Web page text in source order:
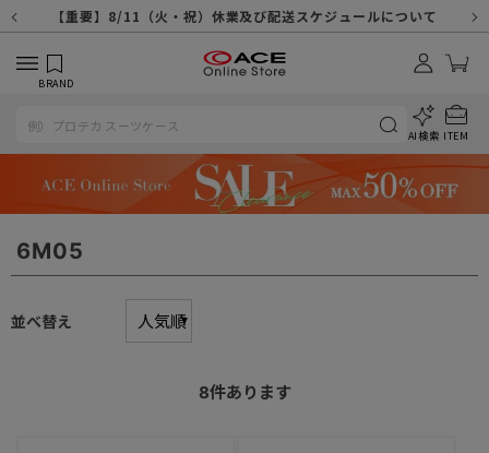
【重要】8/11（火・祝）休業及び配送スケジュールについて
【重要】令和８年熊本地震に伴う配送への影響について
【重要】納品書・領収書ペーパーレス化（電子化）のお知らせ
【重要】天候不良や交通状況・物量増等に伴う配送への影響について
【重要】悪質な詐欺サイトにご注意ください
【重要】各種メールが届かない場合に関しまして
【重要】お問い合わせのご対応に関しまして
【重要】SNSのなりすまし詐欺にご注意ください
BRAND
AI検索 ITEM
6M05
並べ替え
8件あります